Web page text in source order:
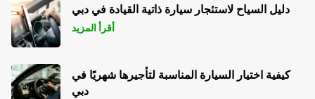
دليل السياح لاستئجار سيارة ذاتية القيادة في دبي
أقرأ المزيد
كيفية اختيار السيارة المناسبة لتأجيرها شهريًا في
دبي